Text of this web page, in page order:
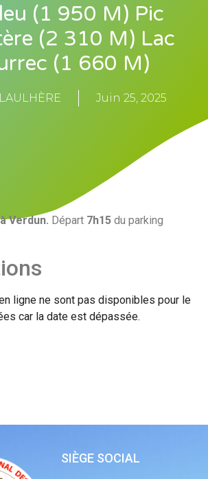
(1 950 M) Pic
(2 310 M) Lac
(1 660 M)
Juin 25, 2025
Verdun. Départ 7h15 du parking
ligne ne sont pas disponibles pour le
car la date est dépassée.
SIÈGE SOCIAL